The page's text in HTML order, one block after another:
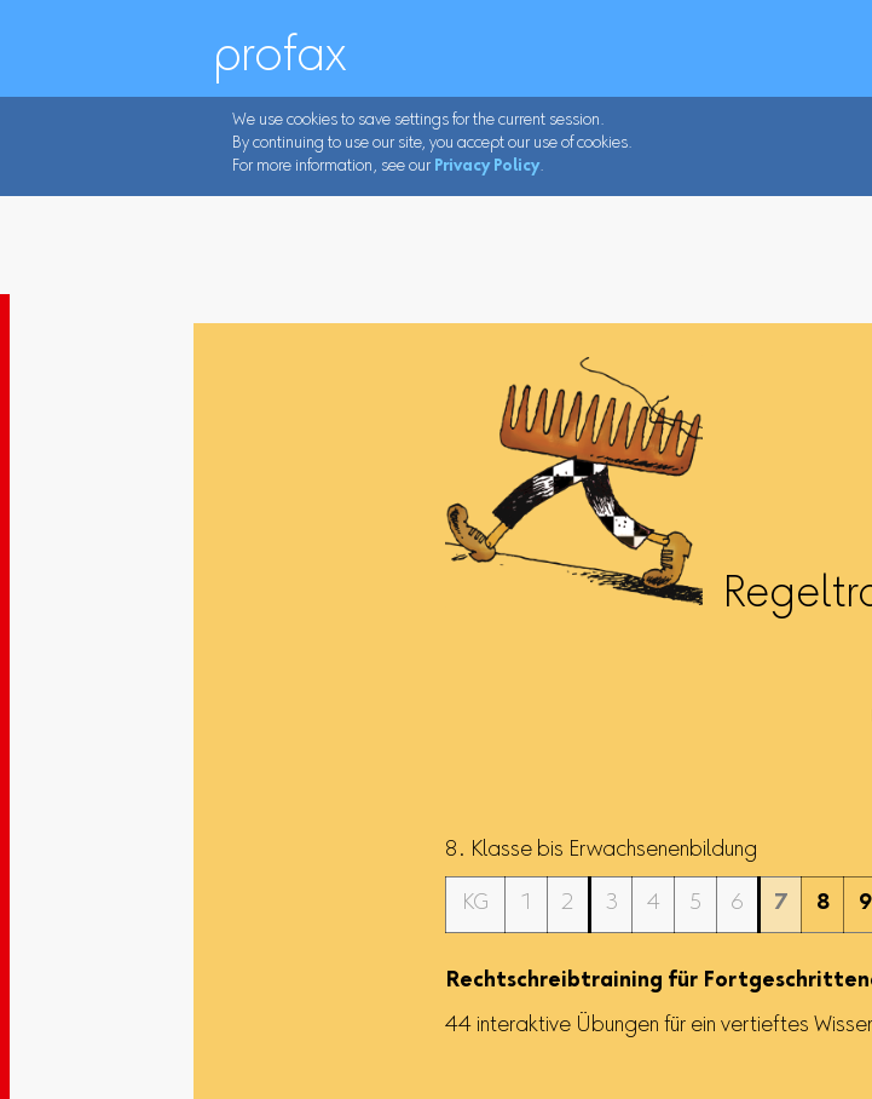
profax
We use cookies to save settings for the current session.
By continuing to use our site, you accept our use of cookies.
For more information, see our Privacy Policy.
8. Klasse bis Erwachsenenbildung
KG 1 2 3 4 5 6 7 8 9
Rechtschreibtraining für
44 interaktive Übungen für ein vertieftes